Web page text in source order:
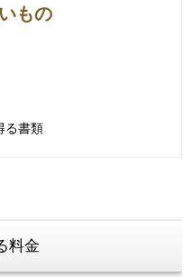
もの
る書類
料金